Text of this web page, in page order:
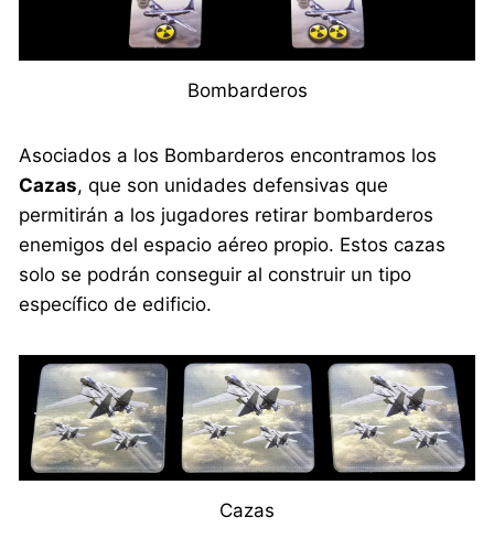
Bombarderos
Asociados a los Bombarderos encontramos los
Cazas, que son unidades defensivas que
permitirán a los jugadores retirar bombarderos
enemigos del espacio aéreo propio. Estos cazas
solo se podrán conseguir al construir un tipo
específico de edificio.
Cazas